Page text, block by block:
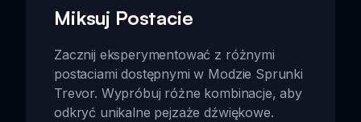
Miksuj Postacie
Zacznij eksperymentować z różnymi
postaciami dostępnymi w Modzie Sprunki
Trevor. Wypróbuj różne kombinacje, aby
odkryć unikalne pejzaże dźwiękowe.